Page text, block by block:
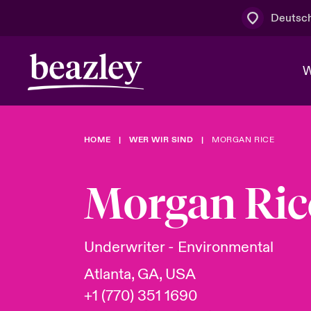
Wer wir sind
Board &
Mit uns
News & Events
Spotlight:
Kundenportal
Cyber
HOME WER WIR SIND MORGAN RICE
Morgan
Underwriter - Environmental
Atlanta, GA, USA
+1 (770) 351 1690